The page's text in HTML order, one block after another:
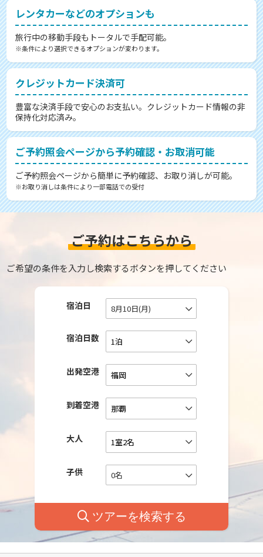
レンタカーなどのオプションも
旅行中の移動手段もトータルで手配可能。
※条件により選択できるオプションが変わります。
クレジットカード決済可
豊富な決済手段で安心のお支払い。クレジットカード情報の非
保持化対応済み。
ご予約照会ページから予約確認・お取消可能
ご予約照会ページから簡単に予約確認、お取り消しが可能。
※お取り消しは条件により一部電話での受付
ご予約はこちらから
ご希望の条件を入力し検索するボタンを押してください
宿泊日 8月10日(月)
宿泊日数
出発空港
到着空港
大人
子供 0名